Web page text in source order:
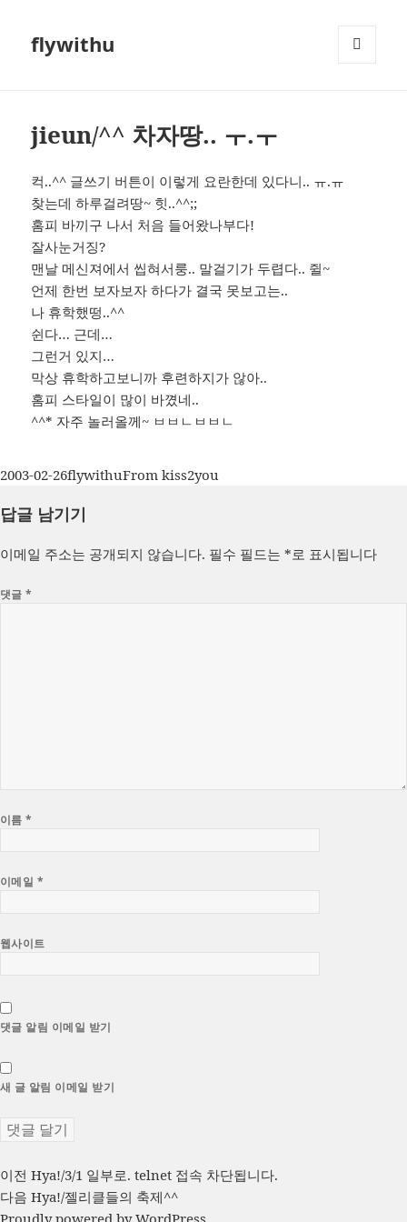
flywithu
jieun/^^ 차자땅.. ㅜ.ㅜ
컥..^^ 글쓰기 버튼이 이렇게 요란한데 있다니.. ㅠ.ㅠ
찾는데 하루걸려땅~ 힛..^^;;
홈피 바끼구 나서 처음 들어왔나부다!
잘사눈거징?
맨날 메신져에서 씹혀서룽.. 말걸기가 두렵다.. 쥘~
언제 한번 보자보자 하다가 결국 못보고는..
나 휴학했떵..^^
쉰다… 근데…
그런거 있지…
막상 휴학하고보니까 후련하지가 않아..
홈피 스타일이 많이 바꼈네..
^^* 자주 놀러올께~ ㅂㅂㄴㅂㅂㄴ
작
일
2003-02-26글
이
flywithu카
From kiss2you
답글 남기기
이메일 주소는 공개되지 않습니다. 필수 필드는 *로 표시됩니다
댓글*
이름*
이메일 *
웹사이트
댓글 알림 이메일 받기
새 글 알림 이메일 받기
글
탐
이전 이
전
글:
Hya!/3/1 일부로. telnet 접속 차단됩니다.
다음 다
음
Hya!/젤리클들의 축제^^
Proudly powered by WordPress